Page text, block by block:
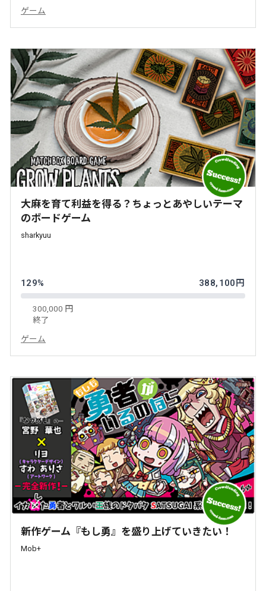
ゲーム
大麻を育て利益を得る？ちょっとあやしいテーマ
のボードゲーム
sharkyuu
129% 388,100円
300,000 円
終了
ゲーム
新作ゲーム『もし勇』を盛り上げていきたい！
Mob+